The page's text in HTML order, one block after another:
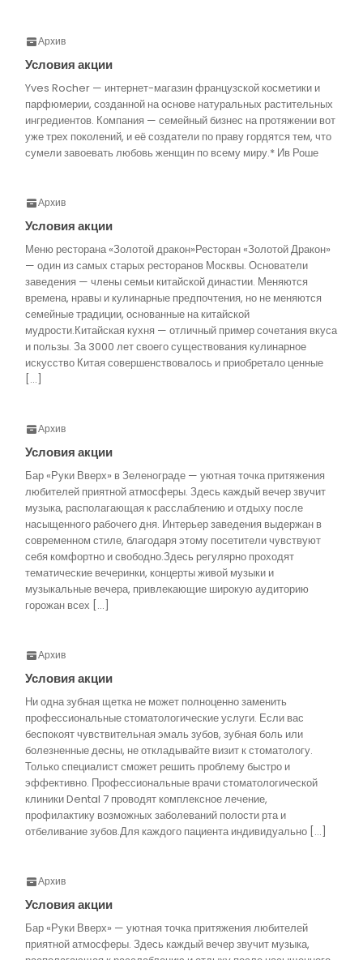
Архив
Условия акции
Yves Rocher — интернет-магазин французской косметики и
парфюмерии, созданной на основе натуральных растительных
ингредиентов. Компания — семейный бизнес на протяжении вот
уже трех поколений, и её создатели по праву гордятся тем, что
сумели завоевать любовь женщин по всему миру.* Ив Роше
Архив
Условия акции
Меню ресторана «Золотой дракон»Ресторан «Золотой Дракон»
— один из самых старых ресторанов Москвы. Основатели
заведения — члены семьи китайской династии. Меняются
времена, нравы и кулинарные предпочтения, но не меняются
семейные традиции, основанные на китайской
мудрости.Китайская кухня — отличный пример сочетания вкуса
и пользы. За 3000 лет своего существования кулинарное
искусство Китая совершенствовалось и приобретало ценные
[…]
Архив
Условия акции
Бар «Руки Вверх» в Зеленограде — уютная точка притяжения
любителей приятной атмосферы. Здесь каждый вечер звучит
музыка, располагающая к расслаблению и отдыху после
насыщенного рабочего дня. Интерьер заведения выдержан в
современном стиле, благодаря этому посетители чувствуют
себя комфортно и свободно.Здесь регулярно проходят
тематические вечеринки, концерты живой музыки и
музыкальные вечера, привлекающие широкую аудиторию
горожан всех […]
Архив
Условия акции
Ни одна зубная щетка не может полноценно заменить
профессиональные стоматологические услуги. Если вас
беспокоят чувствительная эмаль зубов, зубная боль или
болезненные десны, не откладывайте визит к стоматологу.
Только специалист сможет решить проблему быстро и
эффективно. Профессиональные врачи стоматологической
клиники Dental 7 проводят комплексное лечение,
профилактику возможных заболеваний полости рта и
отбеливание зубов.Для каждого пациента индивидуально […]
Архив
Условия акции
Бар «Руки Вверх» — уютная точка притяжения любителей
приятной атмосферы. Здесь каждый вечер звучит музыка,